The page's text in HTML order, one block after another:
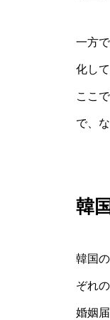
一方
化して
ここ
で、
韓
韓国
ぞれ
婚姻